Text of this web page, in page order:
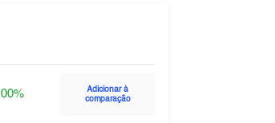
Adicionar à
comparação